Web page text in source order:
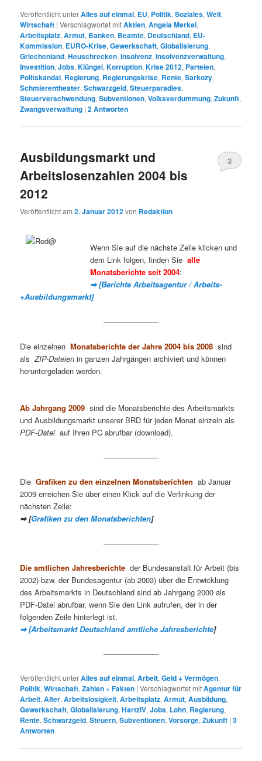
Veröffentlicht unterAlles auf einmal, EU, Politik,Soziales,Welt,
Wirtschaft |Verschlagwortet mitAktien,Angela Merkel,
Arbeitsplatz,Armut, Banken, Beamte, Deutschland, EU-
Kommission, EURO-Krise,Gewerkschaft,Globalisierung,
Griechenland,Heuschrecken,Insolvenz,Insolvenzverwaltung,
Investition,Jobs,Klüngel,Korruption,Krise 2012, Parteien,
Politskandal, Regierung, Regierungskrise, Rente,Sarkozy,
Schmierentheater,Schwarzgeld,Steuerparadies,
Steuerverschwendung,Subventionen,Volksverdummung,Zukunft,
Zwangsverwaltung |2Antworten
Ausbildungsmarkt und
Arbeitslosenzahlen 2004 bis
2012
Veröffentlicht am2. Januar 2012von Redaktion
3
Wenn Sie auf die nächste Zeile klicken und
dem Link folgen, finden Siealle
Monatsberichte seit 2004:
➡ [Berichte Arbeitsagentur / Arbeits-
+Ausbildungsmarkt]
———————-
Die einzelnenMonatsberichte der Jahre 2004 bis 2008 sind
alsZIP-Dateienin ganzen Jahrgängen archiviert und können
heruntergeladen werden.
Ab Jahrgang 2009 sind die Monatsberichte des Arbeitsmarkts
und Ausbildungsmarkt unserer BRD für jeden Monat einzeln als
PDF-Dateiauf Ihren PC abrufbar (download).
———————-
DieGrafiken zu den einzelnen Monatsberichten ab Januar
2009 erreichen Sie über einen Klick auf die Verlinkung der
nächsten Zeile:
➡ [Grafiken zu den Monatsberichten]
———————-
Die amtlichen Jahresberichteder Bundesanstalt für Arbeit (bis
2002) bzw. der Bundesagentur (ab 2003) über die Entwicklung
des Arbeitsmarkts in Deutschland sind ab Jahrgang 2000 als
PDF-Datei abrufbar, wenn Sie den Link aufrufen, der in der
folgenden Zeile hinterlegt ist.
➡ [Arbeitsmarkt Deutschland amtliche Jahresberichte]
———————-
Veröffentlicht unterAlles auf einmal,Arbeit,Geld + Vermögen,
Politik,Wirtschaft,Zahlen + Fakten |Verschlagwortet mitAgentur für
Arbeit,Alter,Arbeitslosigkeit,Arbeitsplatz,Armut,Ausbildung,
Gewerkschaft,Globalisierung,HartzIV,Jobs, Lohn, Regierung,
Rente,Schwarzgeld,Steuern,Subventionen,Vorsorge,Zukunft |3
Antworten